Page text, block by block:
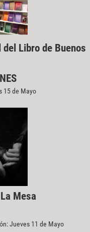
Libro de Buenos
15 de Mayo
Mesa
Jueves 11 de Mayo